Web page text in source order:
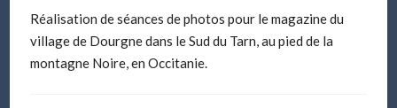
Réalisation de séances de photos pour le magazine du
village de Dourgne dans le Sud du Tarn, au pied de la
montagne Noire, en Occitanie.